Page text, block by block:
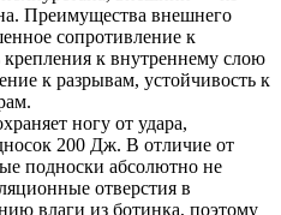
Преимущества внешнего
сопротивление к
к внутреннему слою
к разрывам, устойчивость к
ногу от удара,
200 Дж. В отличие от
подноски абсолютно не
отверстия в
влаги из ботинка, поэтому